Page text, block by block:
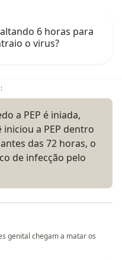
6 horas para
o virus?
a PEP é iniada,
a PEP dentro
das 72 horas, o
de infecção pelo
genital chegam a matar os